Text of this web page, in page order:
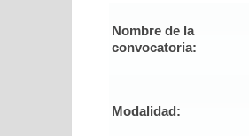
Nombre de la
convocatoria:
Modalidad: